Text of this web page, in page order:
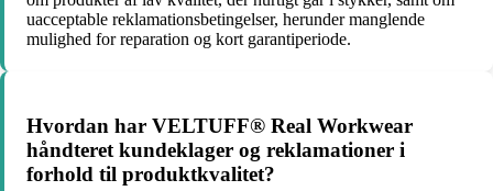
uacceptable reklamationsbetingelser, herunder manglende
mulighed for reparation og kort garantiperiode.
Hvordan har VELTUFF® Real Workwear
håndteret kundeklager og reklamationer i
forhold til produktkvalitet?